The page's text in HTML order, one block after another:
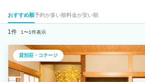
おすすめ順予約が多い順料金が安い順
1件 1〜1件表示
貸別荘・コテージ